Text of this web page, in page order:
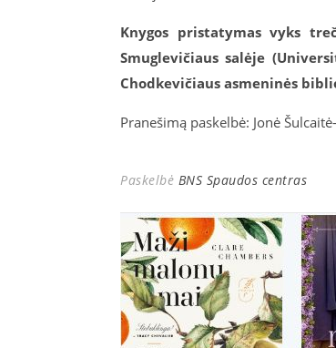
Knygos pristatymas vyks
Smuglevičiaus salėje
Chodkevičiaus asmeninės
Pranešimą paskelbė: Jonė
Paskelbė BNS Spaudos centras